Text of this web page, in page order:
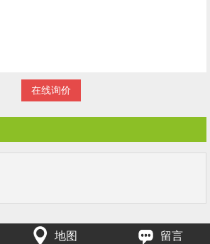
在线询价
地图 留言